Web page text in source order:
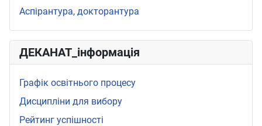
Аспірантура, докторантура
ДЕКАНАТ_інформація
Графік освітнього процесу
Дисципліни для вибору
Рейтинг успішності